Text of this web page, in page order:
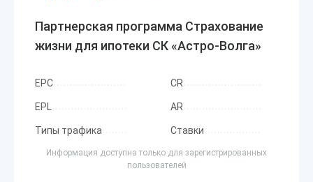
Партнерская программа Страхование
жизни для ипотеки СК «Астро-Волга»
EPC CR
EPL AR
Типы трафика Ставки
Информация доступна только для зарегистрированных
пользователей